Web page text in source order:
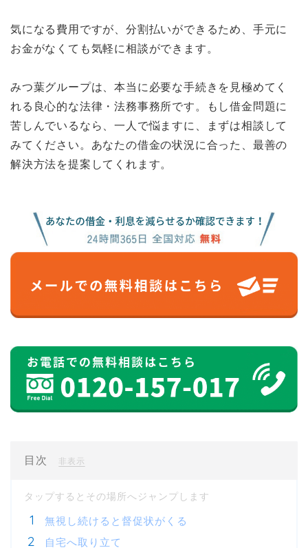
気になる費用ですが、分割払いができるため、手元に
お金がなくても気軽に相談ができます。
みつ葉グループは、本当に必要な手続きを見極めてく
れる良心的な法律・法務事務所です。もし借金問題に
苦しんでいるなら、一人で悩ますに、まずは相談して
みてください。あなたの借金の状況に合った、最善の
解決方法を提案してくれます。
目次 非表示
無視し続けると督促状がくる
自宅へ取り立て